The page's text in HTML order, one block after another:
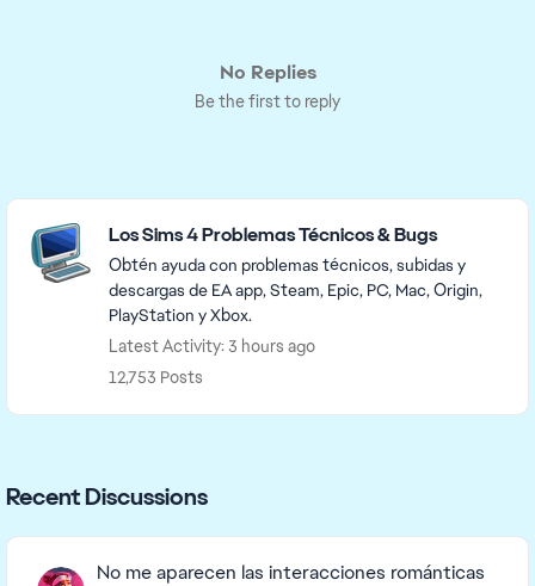
No Replies
Be the first to reply
Featured Places
Los Sims 4 Problemas Técnicos & Bugs
Obtén ayuda con problemas técnicos, subidas y
descargas de EA app, Steam, Epic, PC, Mac, Origin,
PlayStation y Xbox.
Latest Activity: 3 hours ago
12,753 Posts
Recent Discussions
No me aparecen las interacciones románticas